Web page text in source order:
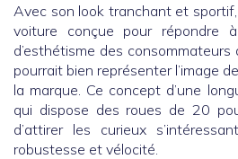
Avec son look tranchant et
voiture conçue pour répondre
d’esthétisme des consommateurs
pourrait bien représenter l’image
la marque. Ce concept d’une
qui dispose des roues de 20
d’attirer les curieux
robustesse et vélocité.